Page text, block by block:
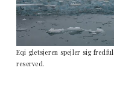
Eqi gletsjeren spejler sig
reserved.